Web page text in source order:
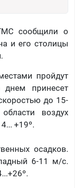
сообщили о
и его столицы
пройдут
днем принесет
до 15-
воздух
+19º.
осадков.
6-11 м/с.